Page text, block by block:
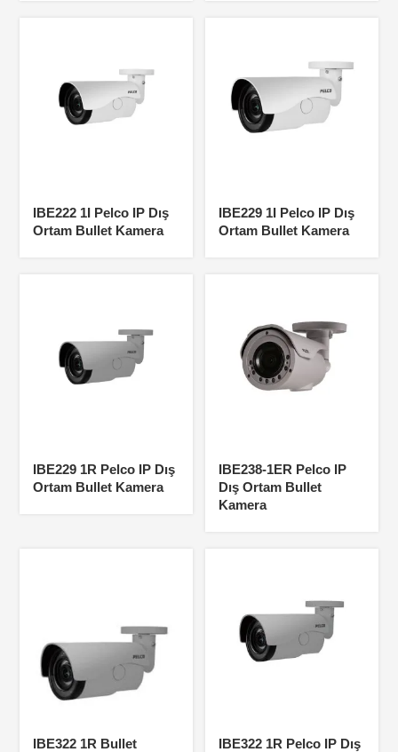
IBE222 1I Pelco IP Dış
Ortam Bullet Kamera
IBE229 1I Pelco IP Dış
Ortam Bullet Kamera
IBE229 1R Pelco IP Dış
Ortam Bullet Kamera
IBE238-1ER Pelco IP
Dış Ortam Bullet
Kamera
IBE322 1R Bullet
IBE322 1R Pelco IP Dış